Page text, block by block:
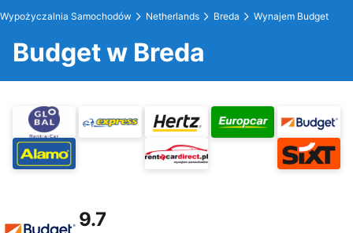
Wypożyczalnia Samochodów Netherlands Breda Wynajem Budget
Budget w Breda
9.7